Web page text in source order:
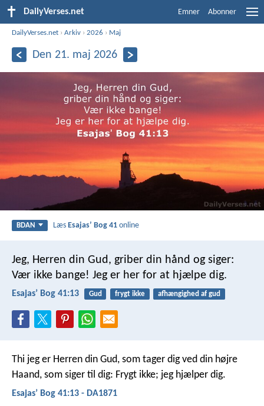
DailyVerses.net Emner Abonner
DailyVerses.net ›Arkiv ›2026 › Maj
Den 21. maj 2026
BDAN LæsEsajasʼ Bog 41 online
Jeg, Herren din Gud, griber din hånd og siger:
Vær ikke bange! Jeg er her for at hjælpe dig.
Esajasʼ Bog 41:13 Gud frygt ikke afhængighed af gud
Thi jeg er Herren din Gud, som tager dig ved din højre
Haand, som siger til dig: Frygt ikke; jeg hjælper dig.
Esajasʼ Bog 41:13 - DA1871